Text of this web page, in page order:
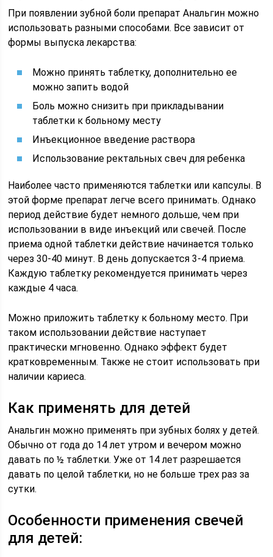
При появлении зубной боли препарат Анальгин можно
использовать разными способами. Все зависит от
формы выпуска лекарства:
Можно принять таблетку, дополнительно ее
можно запить водой
Боль можно снизить при прикладывании
таблетки к больному месту
Инъекционное введение раствора
Использование ректальных свеч для ребенка
Наиболее часто применяются таблетки или капсулы. В
этой форме препарат легче всего принимать. Однако
период действие будет немного дольше, чем при
использовании в виде инъекций или свечей. После
приема одной таблетки действие начинается только
через 30-40 минут. В день допускается 3-4 приема.
Каждую таблетку рекомендуется принимать через
каждые 4 часа.
Можно приложить таблетку к больному место. При
таком использовании действие наступает
практически мгновенно. Однако эффект будет
кратковременным. Также не стоит использовать при
наличии кариеса.
Как применять для детей
Анальгин можно применять при зубных болях у детей.
Обычно от года до 14 лет утром и вечером можно
давать по ½ таблетки. Уже от 14 лет разрешается
давать по целой таблетки, но не больше трех раз за
сутки.
Особенности применения свечей
для детей: